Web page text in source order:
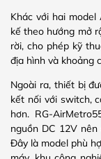
Khác với hai
kế theo hướng mở
rời, cho phép kỹ
địa hình và khoảng
Ngoài ra, thiết bị
kết nối với switch,
hơn. RG-
nguồn DC 12V
Đây là model phù